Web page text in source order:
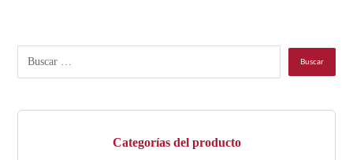
Categorías del producto